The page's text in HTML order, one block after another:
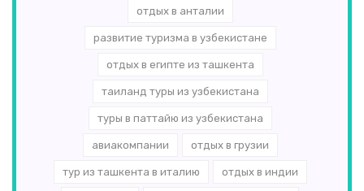
отдых в анталии
развитие туризма в узбекистане
отдых в египте из ташкента
таиланд туры из узбекистана
туры в паттайю из узбекистана
авиакомпании отдых в грузии
тур из ташкента в италию отдых в индии